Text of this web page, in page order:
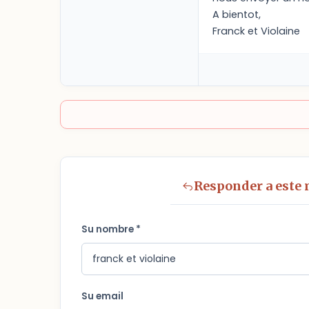
A bientot,
Franck et Violaine
Responder a este
Su nombre *
Su email